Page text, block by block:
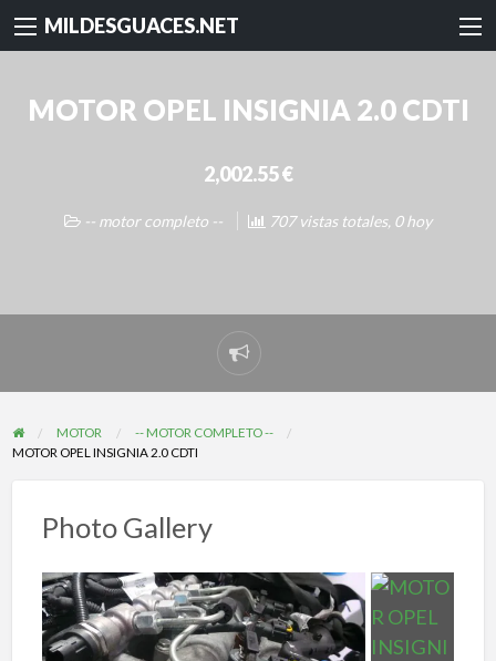
MILDESGUACES.NET
MOTOR OPEL INSIGNIA 2.0 CDTI
2,002.55 €
-- motor completo -- 707 vistas totales, 0 hoy
Reportar
problema
MOTOR
-- MOTOR COMPLETO --
MOTOR OPEL INSIGNIA 2.0 CDTI
Photo Gallery